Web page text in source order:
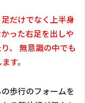
だけでなく上半身
った右足を出しや
、
無意識の中でも
す。
歩行のフォームを